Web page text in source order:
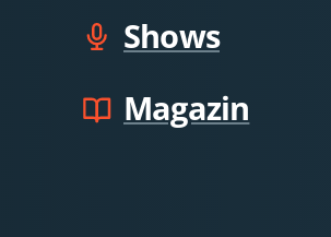
Shows
Magazin